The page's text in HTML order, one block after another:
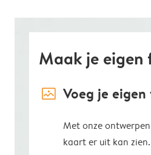
Maak je
image_placeholder Voeg je
Met onze
kaart er uit kan